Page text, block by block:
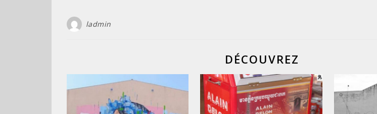
ladmin
DÉCOUVREZ